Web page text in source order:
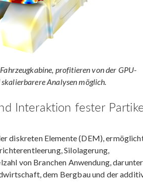
profitieren von der GPU-
Analysen möglich.
Interaktion fester
diskreten Elemente (DEM),
Silolagerung,
von Branchen Anwendung,
dem Bergbau und der